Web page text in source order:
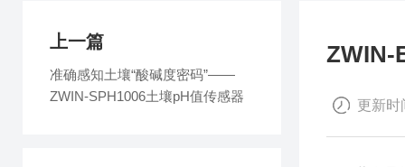
ZWIN-
更新时
上一篇
准确感知土壤“酸碱度密码”——
ZWIN-SPH1006土壤pH值传感器